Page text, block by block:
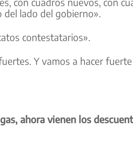
lado del gobierno».
contestatarios».
Y vamos a hacer
ahora vienen los